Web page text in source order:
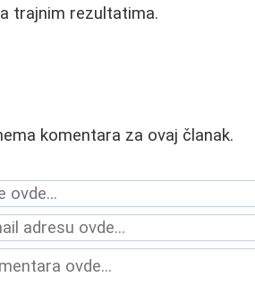
trajnim rezultatima.
komentara za ovaj članak.